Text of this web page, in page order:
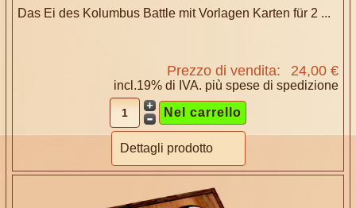
Das Ei des Kolumbus Battle mit Vorlagen Karten für 2 ...
Prezzo di vendita: 24,00 €
incl.19% di IVA. più spese di spedizione
Dettagli prodotto